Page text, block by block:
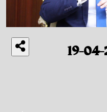
2025-04-19